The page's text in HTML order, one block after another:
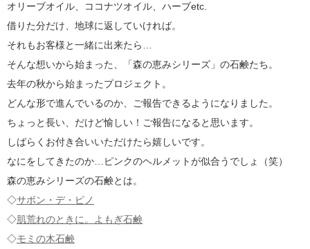
オリーブオイル、ココナツオイル、ハーブetc.
借りた分だけ、地球に返していければ。
それもお客様と一緒に出来たら…
そんな想いから始まった、「森の恵みシリーズ」の石鹸たち。
去年の秋から始まったプロジェクト。
どんな形で進んでいるのか、ご報告できるようになりました。
ちょっと長い、だけど愉しい！ご報告になると思います。
しばらくお付き合いいただけたら嬉しいです。
なにをしてきたのか…ピンクのヘルメットが似合うでしょ（笑）
森の恵みシリーズの石鹸とは。
◇サボン・デ・ピノ
◇肌荒れのときに。よもぎ石鹸
◇モミの木石鹸